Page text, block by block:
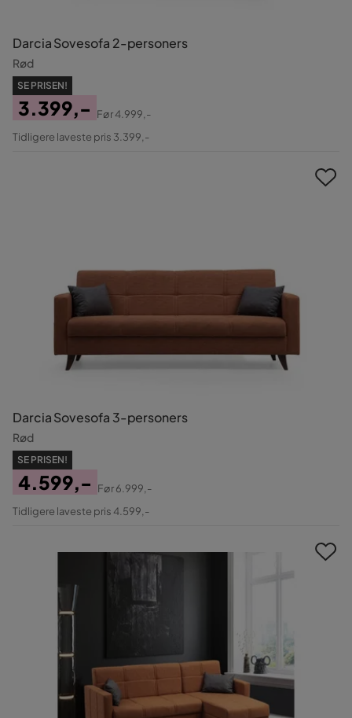
Darcia Sovesofa 2-personers
Rød
SE PRISEN!
Pris
3.399,-
Original
Før4.999,-
Tidligere laveste pris 3.399,-
Darcia Sovesofa 3-personers
Rød
SE PRISEN!
Pris
4.599,-
Original
Før6.999,-
Tidligere laveste pris 4.599,-